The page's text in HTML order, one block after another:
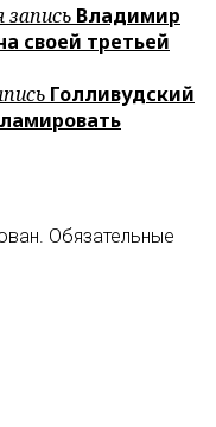
Владимир
своей третьей
Голливудский
Обязательные